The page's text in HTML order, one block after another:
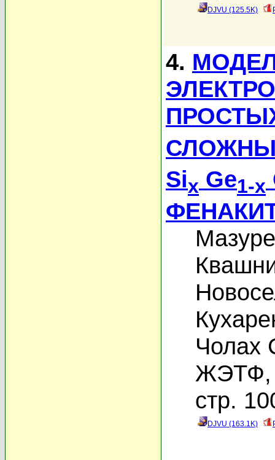
DJVU (125.5K)
4.
Six Ge1-x
Чолах
ЖЭТФ,
стр.
DJVU (163.1K)